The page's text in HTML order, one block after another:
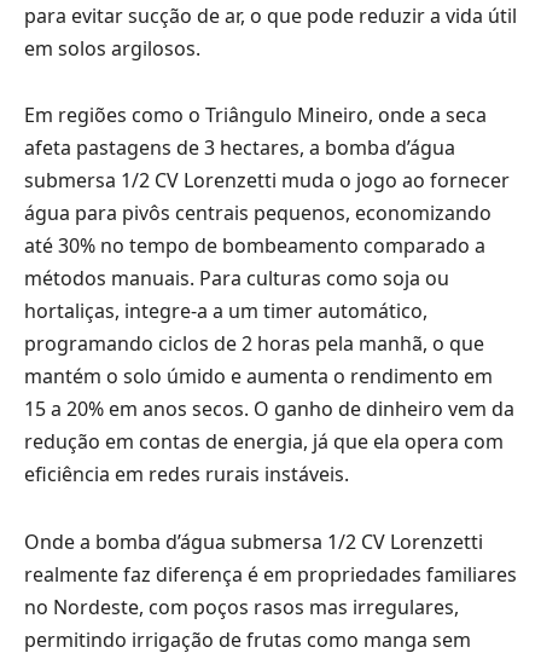
para evitar sucção de ar, o que pode reduzir a vida útil
em solos argilosos.
Em regiões como o Triângulo Mineiro, onde a seca
afeta pastagens de 3 hectares, a bomba d’água
submersa 1/2 CV Lorenzetti muda o jogo ao fornecer
água para pivôs centrais pequenos, economizando
até 30% no tempo de bombeamento comparado a
métodos manuais. Para culturas como soja ou
hortaliças, integre-a a um timer automático,
programando ciclos de 2 horas pela manhã, o que
mantém o solo úmido e aumenta o rendimento em
15 a 20% em anos secos. O ganho de dinheiro vem da
redução em contas de energia, já que ela opera com
eficiência em redes rurais instáveis.
Onde a bomba d’água submersa 1/2 CV Lorenzetti
realmente faz diferença é em propriedades familiares
no Nordeste, com poços rasos mas irregulares,
permitindo irrigação de frutas como manga sem